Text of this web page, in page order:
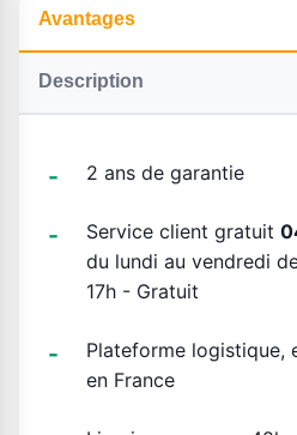
Avantages
Description
2 ans de garantie
Service client gratuit
du lundi au vendredi
17h - Gratuit
Plateforme logistique,
en France